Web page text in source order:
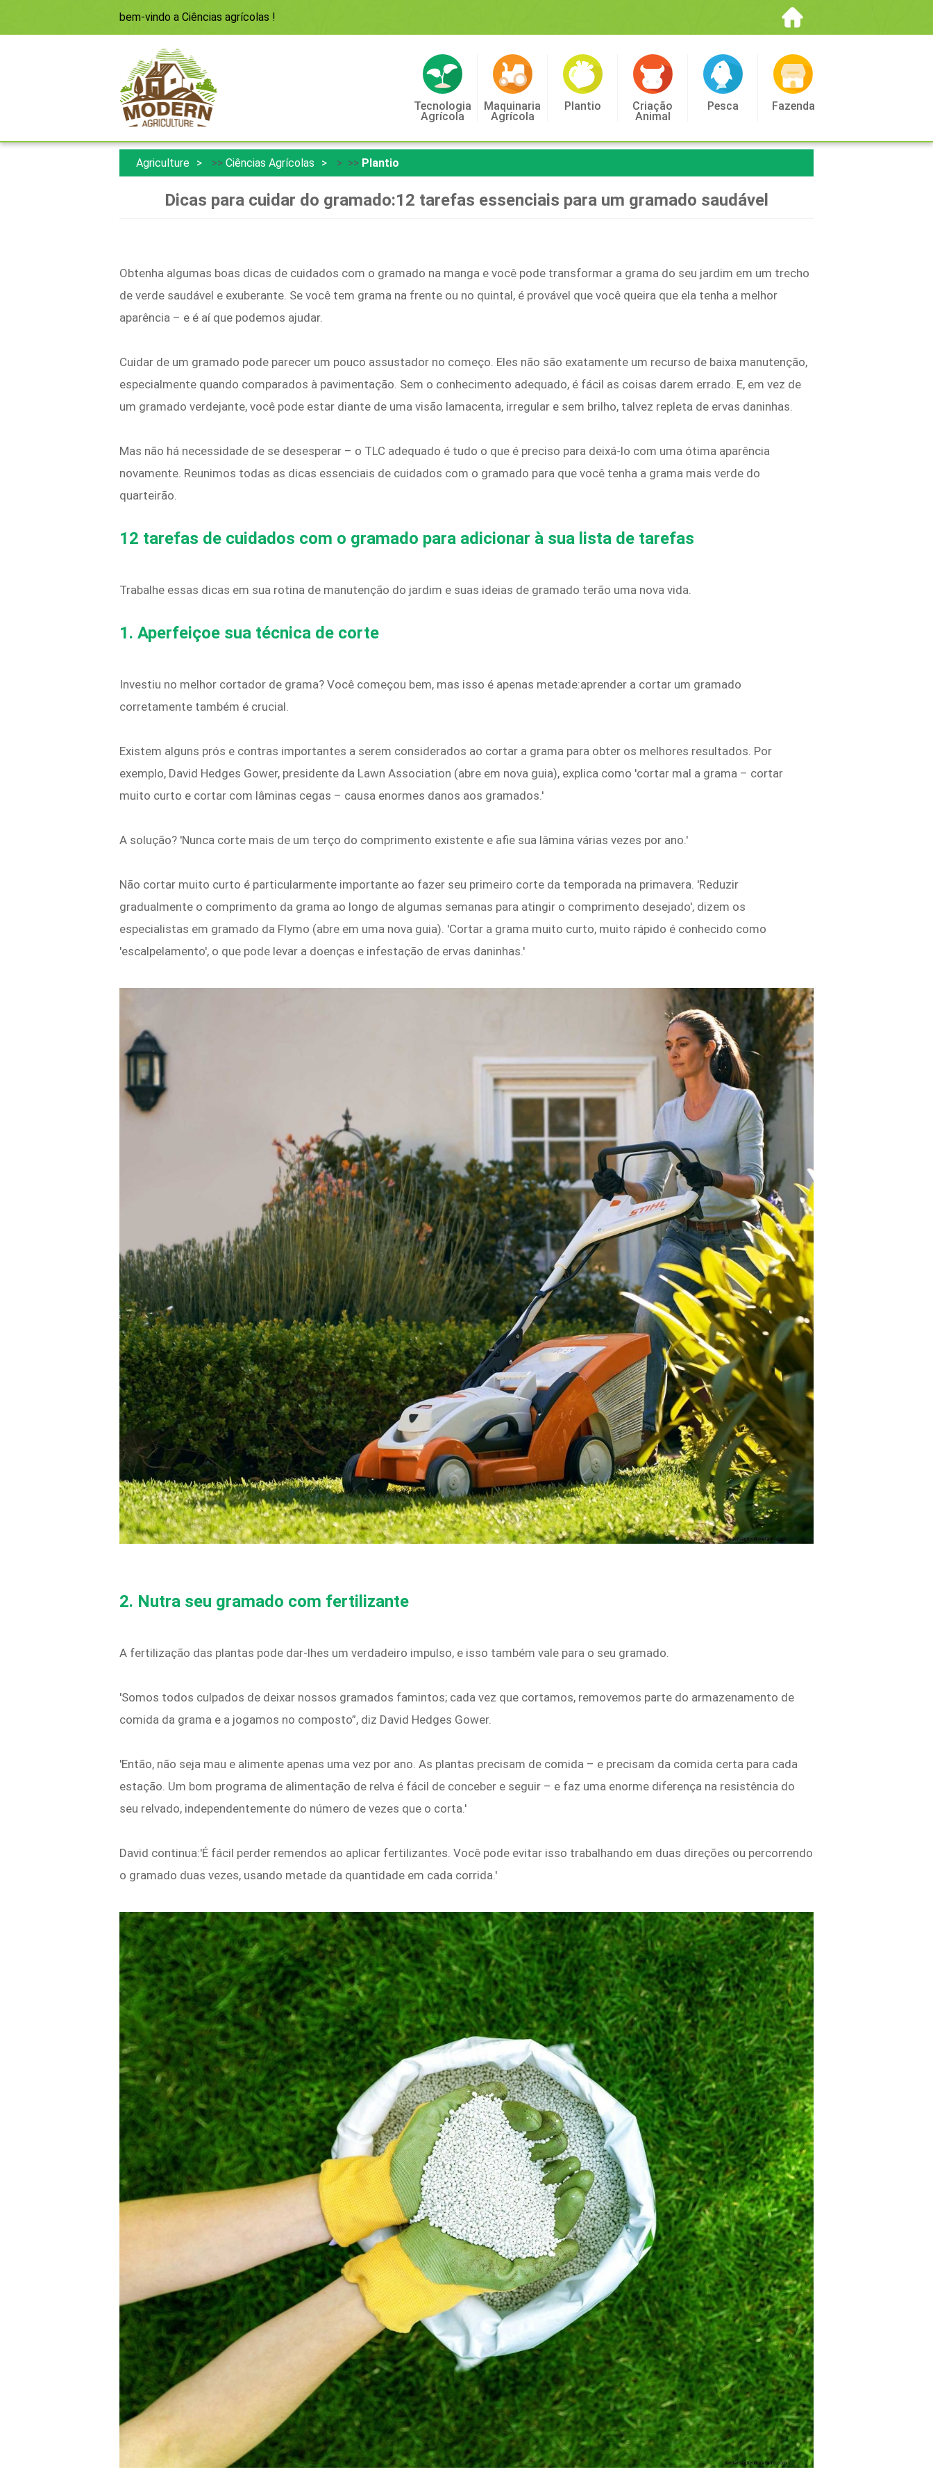
bem-vindo a Ciências agrícolas !
Tecnologia
Agrícola
Maquinaria
Agrícola
Plantio Criação
Animal
Pesca Fazenda
Agriculture >> Ciências Agrícolas > >> Plantio
Dicas para cuidar do gramado:12 tarefas essenciais para um gramado saudável
Obtenha algumas boas dicas de cuidados com o gramado na manga e você pode transformar a grama do seu jardim em um trecho
de verde saudável e exuberante. Se você tem grama na frente ou no quintal, é provável que você queira que ela tenha a melhor
aparência – e é aí que podemos ajudar.
Cuidar de um gramado pode parecer um pouco assustador no começo. Eles não são exatamente um recurso de baixa manutenção,
especialmente quando comparados à pavimentação. Sem o conhecimento adequado, é fácil as coisas darem errado. E, em vez de
um gramado verdejante, você pode estar diante de uma visão lamacenta, irregular e sem brilho, talvez repleta de ervas daninhas.
Mas não há necessidade de se desesperar – o TLC adequado é tudo o que é preciso para deixá-lo com uma ótima aparência
novamente. Reunimos todas as dicas essenciais de cuidados com o gramado para que você tenha a grama mais verde do
quarteirão.
12 tarefas de cuidados com o gramado para adicionar à sua lista de tarefas
Trabalhe essas dicas em sua rotina de manutenção do jardim e suas ideias de gramado terão uma nova vida.
1. Aperfeiçoe sua técnica de corte
Investiu no melhor cortador de grama? Você começou bem, mas isso é apenas metade:aprender a cortar um gramado
corretamente também é crucial.
Existem alguns prós e contras importantes a serem considerados ao cortar a grama para obter os melhores resultados. Por
exemplo, David Hedges Gower, presidente da Lawn Association (abre em nova guia), explica como 'cortar mal a grama – cortar
muito curto e cortar com lâminas cegas – causa enormes danos aos gramados.'
A solução? 'Nunca corte mais de um terço do comprimento existente e afie sua lâmina várias vezes por ano.'
Não cortar muito curto é particularmente importante ao fazer seu primeiro corte da temporada na primavera. 'Reduzir
gradualmente o comprimento da grama ao longo de algumas semanas para atingir o comprimento desejado', dizem os
especialistas em gramado da Flymo (abre em uma nova guia). 'Cortar a grama muito curto, muito rápido é conhecido como
'escalpelamento', o que pode levar a doenças e infestação de ervas daninhas.'
2. Nutra seu gramado com fertilizante
A fertilização das plantas pode dar-lhes um verdadeiro impulso, e isso também vale para o seu gramado.
'Somos todos culpados de deixar nossos gramados famintos; cada vez que cortamos, removemos parte do armazenamento de
comida da grama e a jogamos no composto”, diz David Hedges Gower.
'Então, não seja mau e alimente apenas uma vez por ano. As plantas precisam de comida – e precisam da comida certa para cada
estação. Um bom programa de alimentação de relva é fácil de conceber e seguir – e faz uma enorme diferença na resistência do
seu relvado, independentemente do número de vezes que o corta.'
David continua:'É fácil perder remendos ao aplicar fertilizantes. Você pode evitar isso trabalhando em duas direções ou percorrendo
o gramado duas vezes, usando metade da quantidade em cada corrida.'